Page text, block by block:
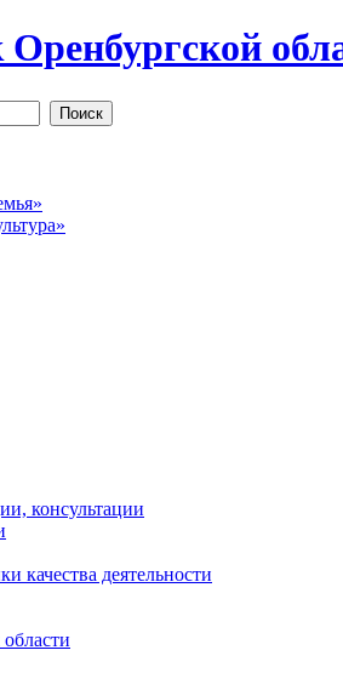
Поиск
консультации
качества деятельности